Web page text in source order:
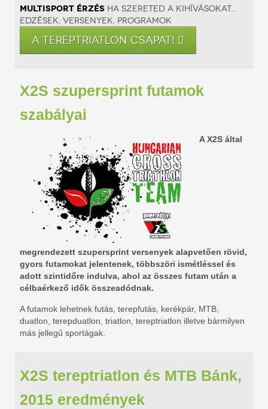
multisport érzés Ha szereted a kihívásokat...
Edzések, versenyek, programok
A TEREPTRIATLON CSAPAT!
X2S szupersprint futamok
szabályai
A X2S által
megrendezett szupersprint versenyek alapvetően rövid,
gyors futamokat jelentenek, többszöri ismétléssel és
adott szintidőre indulva, ahol az összes futam után a
célbaérkező idők összeadódnak.
A futamok lehetnek futás, terepfutás, kerékpár, MTB,
duatlon, terepduatlon, triatlon, tereptriatlon illetve bármilyen
más jellegű sportágak.
X2S tereptriatlon és MTB Bánk,
2015 eredmények